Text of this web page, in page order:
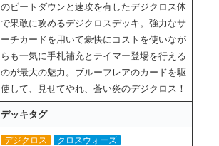
のビートダウンと速攻を有したデジクロス体
で果敢に攻めるデジクロスデッキ。強力なサ
ーチカードを用いて豪快にコストを使いなが
らも一気に手札補充とテイマー登場を行える
のが最大の魅力。ブルーフレアのカードを駆
使して、見せてやれ、蒼い炎のデジクロス！
デッキタグ
デジクロス クロスウォーズ